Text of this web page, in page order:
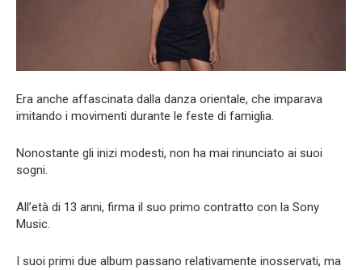
Era anche affascinata dalla danza orientale, che imparava
imitando i movimenti durante le feste di famiglia.
Nonostante gli inizi modesti, non ha mai rinunciato ai suoi
sogni.
All’età di 13 anni, firma il suo primo contratto con la Sony
Music.
I suoi primi due album passano relativamente inosservati, ma